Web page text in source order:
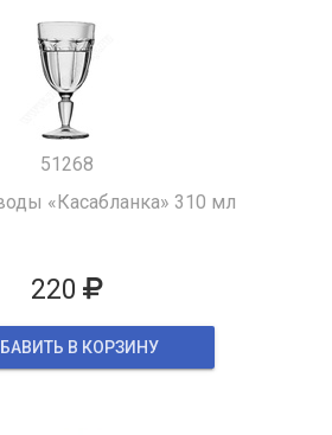
51268
«Касабланка» 310 мл
220
В КОРЗИНУ